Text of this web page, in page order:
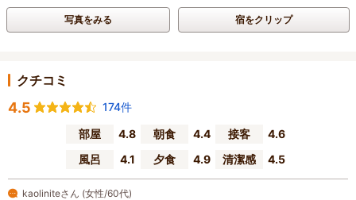
写真をみる 宿をクリップ
クチコミ
4.5
174件
部屋
4.8 朝食 4.4 接客
4.6
風呂
4.1 夕食 4.9 清潔感 4.5
kaoliniteさん (女性/60代)